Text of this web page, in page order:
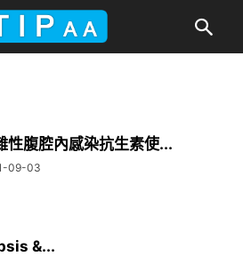
性腹腔內感染抗生素使...
09-03
&...